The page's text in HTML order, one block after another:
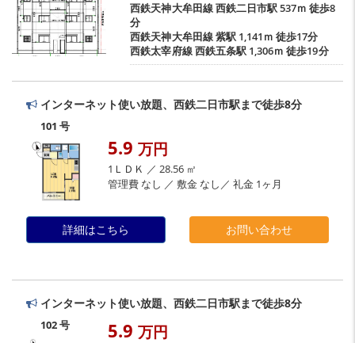
西鉄天神大牟田線西鉄二日市駅537ｍ 徒歩8
分
西鉄天神大牟田線紫駅1,141ｍ 徒歩17分
西鉄太宰府線西鉄五条駅1,306ｍ 徒歩19分
インターネット使い放題、西鉄二日市駅まで徒歩8分
101 号
5.9 万円
1ＬＤＫ ／ 28.56 ㎡
管理費 なし ／ 敷金 なし／ 礼金 1ヶ月
詳細はこちら お問い合わせ
インターネット使い放題、西鉄二日市駅まで徒歩8分
102 号 5.9 万円